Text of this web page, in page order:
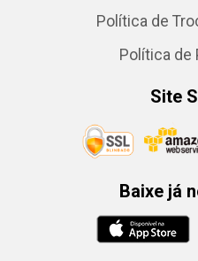
Política de
Política de
Site
Baixe já